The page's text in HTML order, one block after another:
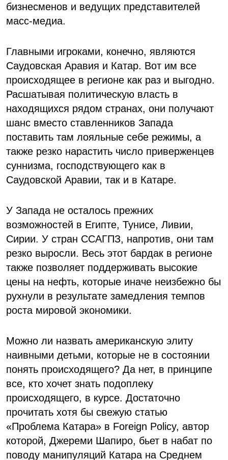
бизнесменов и ведущих представителей
масс-медиа.
Главными игроками, конечно, являются
Саудовская Аравия и Катар. Вот им все
происходящее в регионе как раз и выгодно.
Расшатывая политическую власть в
находящихся рядом странах, они получают
шанс вместо ставленников Запада
поставить там лояльные себе режимы, а
также резко нарастить число приверженцев
суннизма, господствующего как в
Саудовской Аравии, так и в Катаре.
У Запада не осталось прежних
возможностей в Египте, Тунисе, Ливии,
Сирии. У стран ССАГПЗ, напротив, они там
резко выросли. Весь этот бардак в регионе
также позволяет поддерживать высокие
цены на нефть, которые иначе неизбежно бы
рухнули в результате замедления темпов
роста мировой экономики.
Можно ли назвать американскую элиту
наивными детьми, которые не в состоянии
понять происходящего? Да нет, в принципе
все, кто хочет знать подоплеку
происходящего, в курсе. Достаточно
прочитать хотя бы свежую статью
«Проблема Катара» в Foreign Policy, автор
которой, Джереми Шапиро, бьет в набат по
поводу манипуляций Катара на Среднем